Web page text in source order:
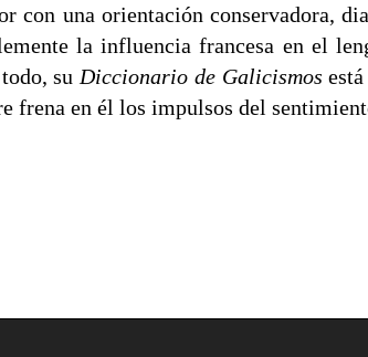
con una orientación conservadora,
la influencia francesa en el
su Diccionario de Galicismos
frena en él los impulsos del